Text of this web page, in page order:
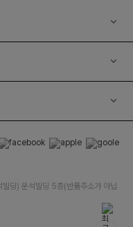
딩) 운석빌딩 5층(반품주소가 아닙